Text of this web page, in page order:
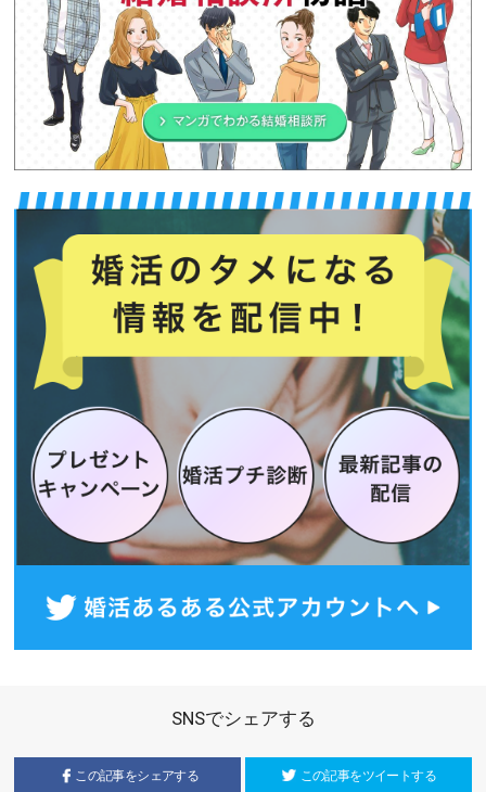
SNSでシェアする
この記事をシェアする この記事をツイートする